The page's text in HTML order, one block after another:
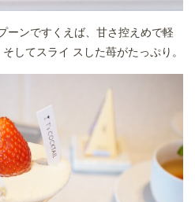
ーンですくえば、甘さ控えめで軽
してスライ スした苺がたっぷり。